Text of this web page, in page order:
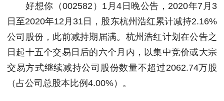
好想你（002582）1月4日晚公告，2020年7月3
日至2020年12月31日，股东杭州浩红累计减持2.16%
公司股份，此前减持期届满。杭州浩红计划在公告之
日起十五个交易日后的六个月内，以集中竞价或大宗
交易方式继续减持公司股份数量不超过2062.74万股
（占公司总股本比例4.00%）。